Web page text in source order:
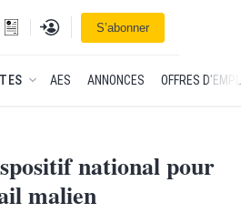
à la une
Se connecterS’abonner
DE L'ESSOR
AES ANNONCES OFFRES
national pour
malien